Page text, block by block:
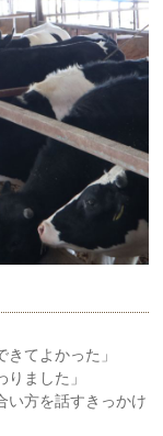
てよかった」
ました」
い方を話すきっかけ